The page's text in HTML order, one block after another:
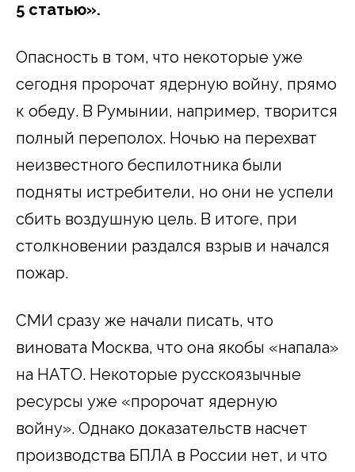
5 статью».
Опасность в том, что некоторые уже
сегодня пророчат ядерную войну, прямо
к обеду. В Румынии, например, творится
полный переполох. Ночью на перехват
неизвестного беспилотника были
подняты истребители, но они не успели
сбить воздушную цель. В итоге, при
столкновении раздался взрыв и начался
пожар.
СМИ сразу же начали писать, что
виновата Москва, что она якобы «напала»
на НАТО. Некоторые русскоязычные
ресурсы уже «пророчат ядерную
войну». Однако доказательств насчет
производства БПЛА в России нет, и что